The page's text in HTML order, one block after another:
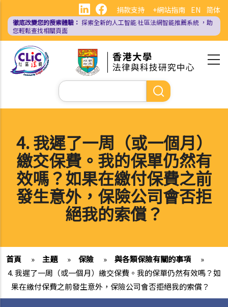
內
EN 简体
捐款支持 +網站指南
徹底改變您的搜索體驗： 探索全新的人工智能社區法網智能推薦系統 ，助
您輕鬆查找相關頁面
Search
4. 我遲了一周（或一個月）
繳交保費。我的保單仍然有
效嗎？如果在繳付保費之前
發生意外，保險公司會否拒
絕我的索償？
首頁 » 主題 » 保險 » 與各類保險有關的事項
»
4. 我遲了一周（或一個月）繳交保費。我的保單仍然有效嗎？如
果在繳付保費之前發生意外，保險公司會否拒絕我的索償？